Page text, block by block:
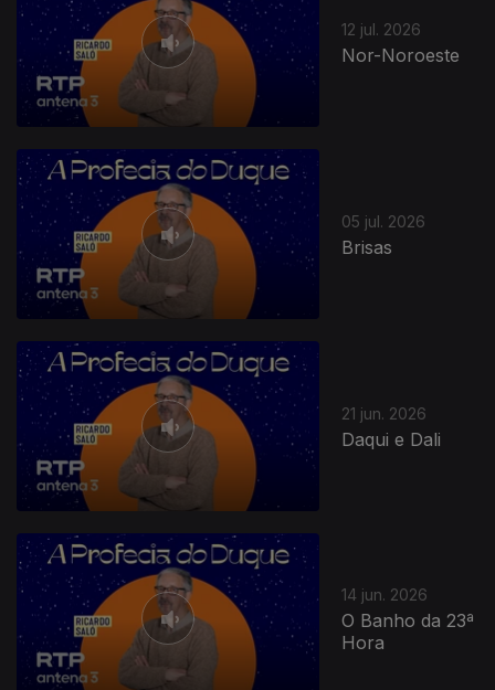
12 jul. 2026
Nor-Noroeste
05 jul. 2026
Brisas
21 jun. 2026
Daqui e Dali
14 jun. 2026
O Banho da 23ª
Hora